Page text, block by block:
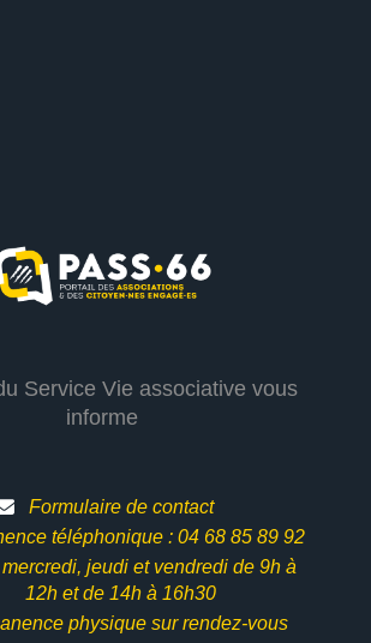
Service Vie associative vous
informe
Formulaire de contact
téléphonique : 04 68 85 89 92
jeudi et vendredi de 9h à
12h etde 14h à 16h30
physique sur rendez-vous